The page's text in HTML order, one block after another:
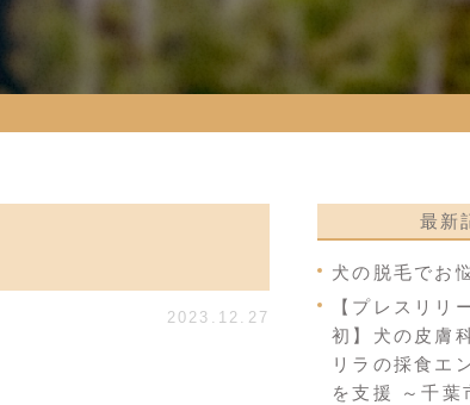
脱毛症・アロペシアXスキンケア療法 フレンチブルドッグの皮
2023.12.27
最新
犬の脱毛でお
【プレスリリ
初】犬の皮膚
リラの採食エ
を支援 ～千葉